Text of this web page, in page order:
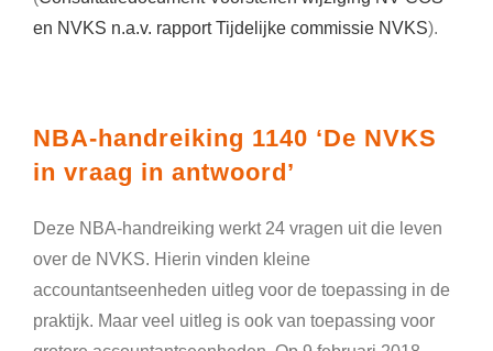
en NVKS n.a.v. rapport Tijdelijke commissie NVKS).
NBA-handreiking 1140 ‘De NVKS
in vraag in antwoord’
Deze NBA-handreiking werkt 24 vragen uit die leven
over de NVKS. Hierin vinden kleine
accountantseenheden uitleg voor de toepassing in de
praktijk. Maar veel uitleg is ook van toepassing voor